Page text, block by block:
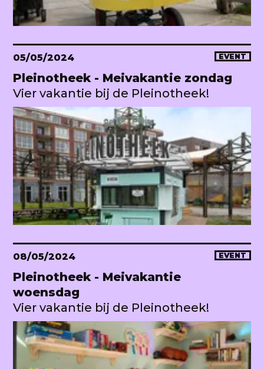
05/05/2024 EVENT
Pleinotheek - Meivakantie zondag
Vier vakantie bij de Pleinotheek!
08/05/2024 EVENT
Pleinotheek - Meivakantie
woensdag
Vier vakantie bij de Pleinotheek!